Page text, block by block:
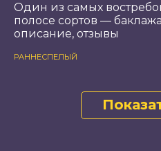
Один из самых
полосе сортов —
описание, отзывы
РАННЕСПЕЛЫЙ